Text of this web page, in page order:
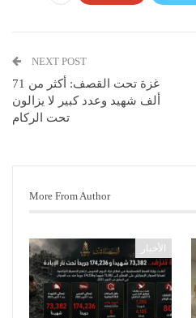
NEXT POST
غزة تحت القصف: أكثر من 71
ألف شهيد وعدد كبير لا يزالون
تحت الركام
More From Author
الأخبار